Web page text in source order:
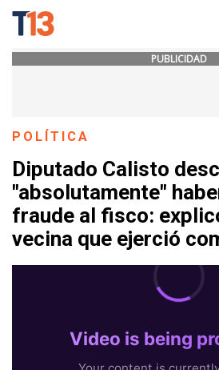
PUBLICIDAD
POLÍTICA
Diputado Calisto
"absolutamente"
fraude al fisco:
vecina que ejerció